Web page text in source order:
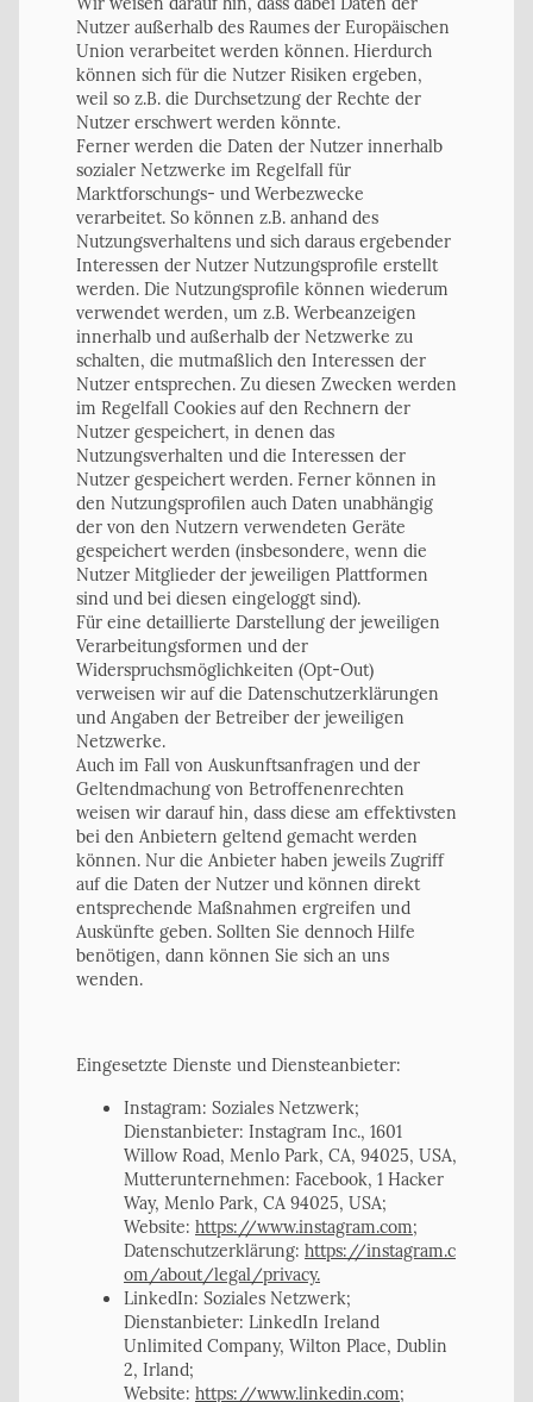
Nutzer außerhalb des Raumes der Europäischen
Union verarbeitet werden können. Hierdurch
können sich für die Nutzer Risiken ergeben,
weil so z.B. die Durchsetzung der Rechte der
Nutzer erschwert werden könnte.
Ferner werden die Daten der Nutzer innerhalb
sozialer Netzwerke im Regelfall für
Marktforschungs- und Werbezwecke
verarbeitet. So können z.B. anhand des
Nutzungsverhaltens und sich daraus ergebender
Interessen der Nutzer Nutzungsprofile erstellt
werden. Die Nutzungsprofile können wiederum
verwendet werden, um z.B. Werbeanzeigen
innerhalb und außerhalb der Netzwerke zu
schalten, die mutmaßlich den Interessen der
Nutzer entsprechen. Zu diesen Zwecken werden
im Regelfall Cookies auf den Rechnern der
Nutzer gespeichert, in denen das
Nutzungsverhalten und die Interessen der
Nutzer gespeichert werden. Ferner können in
den Nutzungsprofilen auch Daten unabhängig
der von den Nutzern verwendeten Geräte
gespeichert werden (insbesondere, wenn die
Nutzer Mitglieder der jeweiligen Plattformen
sind und bei diesen eingeloggt sind).
Für eine detaillierte Darstellung der jeweiligen
Verarbeitungsformen und der
Widerspruchsmöglichkeiten (Opt-Out)
verweisen wir auf die Datenschutzerklärungen
und Angaben der Betreiber der jeweiligen
Netzwerke.
Auch im Fall von Auskunftsanfragen und der
Geltendmachung von Betroffenenrechten
weisen wir darauf hin, dass diese am effektivsten
bei den Anbietern geltend gemacht werden
können. Nur die Anbieter haben jeweils Zugriff
auf die Daten der Nutzer und können direkt
entsprechende Maßnahmen ergreifen und
Auskünfte geben. Sollten Sie dennoch Hilfe
benötigen, dann können Sie sich an uns
wenden.
Eingesetzte Dienste und Diensteanbieter:​
Instagram: Soziales Netzwerk;
Dienstanbieter: Instagram Inc., 1601
Willow Road, Menlo Park, CA, 94025, USA,
Mutterunternehmen: Facebook, 1 Hacker
Way, Menlo Park, CA 94025, USA;
Website: https://www.instagram.com;
Datenschutzerklärung: https://instagram.c
om/about/legal/privacy.
LinkedIn: Soziales Netzwerk;
Dienstanbieter: LinkedIn Ireland
Unlimited Company, Wilton Place, Dublin
2, Irland;
Website: https://www.linkedin.com;